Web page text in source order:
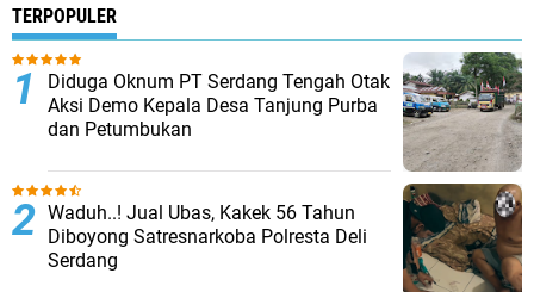
TERPOPULER
Diduga Oknum PT Serdang Tengah Otak
Aksi Demo Kepala Desa Tanjung Purba
dan Petumbukan
Waduh..! Jual Ubas, Kakek 56 Tahun
Diboyong Satresnarkoba Polresta Deli
Serdang